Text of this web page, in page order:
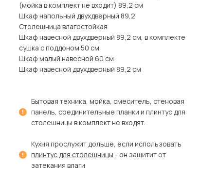
(мойка в комплект не входит) 89,2 см
Шкаф напольный двухдверный 89,2
Столешница влагостойкая
Шкаф навесной двухдверный 89,2 см, в комплекте
сушка с поддоном 50 см
Шкаф малый навесной 60 см
Шкаф навесной двухдверный 89,2 см
Бытовая техника, мойка, смеситель, стеновая
панель, соединительные планки и плинтус для
столешницы в комплект не входят.
Кухня прослужит дольше, если использовать
плинтус для столешницы - он защитит от
затекания влаги